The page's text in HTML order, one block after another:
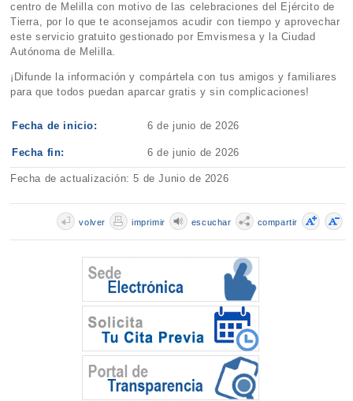
centro de Melilla con motivo de las celebraciones del Ejército de
Tierra, por lo que te aconsejamos acudir con tiempo y aprovechar
este servicio gratuito gestionado por Emvismesa y la Ciudad
Autónoma de Melilla.
¡Difunde la información y compártela con tus amigos y familiares
para que todos puedan aparcar gratis y sin complicaciones!
Fecha de inicio: 6 de junio de 2026
Fecha fin: 6 de junio de 2026
Fecha de actualización: 5 de Junio de 2026
compartir
escuchar
imprimir
volver